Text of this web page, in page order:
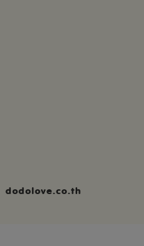
dodolove.co.th